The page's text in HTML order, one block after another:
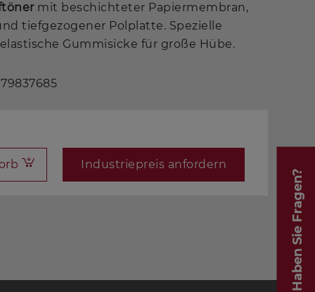
Haben Sie Fragen?
mit beschichteter Papiermembran,
tiefgezogener Polplatte. Spezielle
Gummisicke für große Hübe.
Industriepreis anfordern